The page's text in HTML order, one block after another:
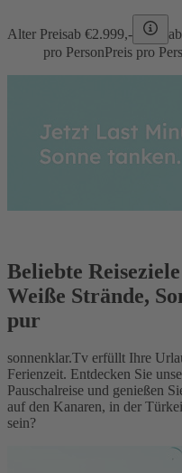
Alter Preisab €2.999,-
pro PersonPreis pro
Beliebte
Weiße Strände,
pur
sonnenklar.Tv erfüllt Ihre
Ferienzeit. Entdecken Sie
Pauschalreise und genießen
auf den Kanaren, in der
sein?